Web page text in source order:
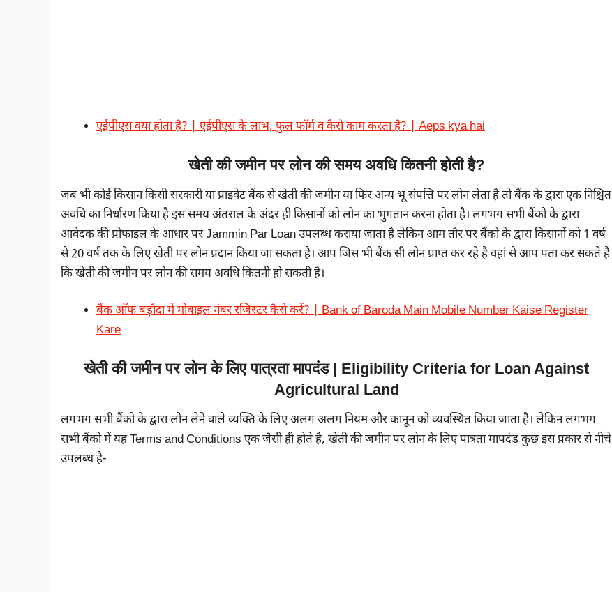
एईपीएस क्या होता है? | एईपीएस के लाभ, फुल फॉर्म व कैसे काम करता है? | Aeps kya hai
खेती की जमीन पर लोन की समय अवधि कितनी होती है?
जब भी कोई किसान किसी सरकारी या प्राइवेट बैंक से खेती की जमीन या फिर अन्य भू संपत्ति पर लोन लेता है तो बैंक के द्वारा एक निश्चित
अवधि का निर्धारण किया है इस समय अंतराल के अंदर ही किसानों को लोन का भुगतान करना होता है। लगभग सभी बैंको के द्वारा
आवेदक की प्रोफाइल के आधार पर Jammin Par Loan उपलब्ध कराया जाता है लेकिन आम तौर पर बैंको के द्वारा किसानों को 1 वर्ष
से 20 वर्ष तक के लिए खेती पर लोन प्रदान किया जा सकता है। आप जिस भी बैंक सी लोन प्राप्त कर रहे है वहां से आप पता कर सकते है
कि खेती की जमीन पर लोन की समय अवधि कितनी हो सकती है।
बैंक ऑफ बड़ौदा में मोबाइल नंबर रजिस्टर कैसे करें? | Bank of Baroda Main Mobile Number Kaise Register
Kare
खेती की जमीन पर लोन के लिए पात्रता मापदंड | Eligibility Criteria for Loan Against
Agricultural Land
लगभग सभी बैंको के द्वारा लोन लेने वाले व्यक्ति के लिए अलग अलग नियम और कानून को व्यवस्थित किया जाता है। लेकिन लगभग
सभी बैंको में यह Terms and Conditions एक जैसी ही होते है, खेती की जमीन पर लोन के लिए पात्रता मापदंड कुछ इस प्रकार से नीचे
उपलब्ध है-